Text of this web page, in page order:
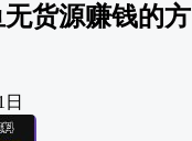
货源赚钱的方